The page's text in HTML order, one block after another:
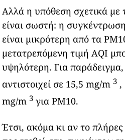
Αλλά η υπόθεση σχετικά
είναι σωστή: η
είναι μικρότερη από τα
μετατρεπόμενη τιμή AQI
υψηλότερη. Για
αντιστοιχεί σε 15,5 mg/m 3 ,
mg/m 3 για PM10.
Έτσι, ακόμα κι αν το